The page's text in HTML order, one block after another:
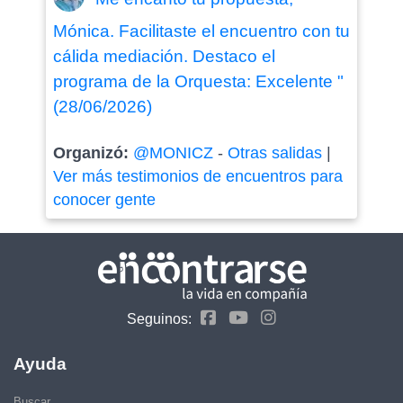
Mónica. Facilitaste el encuentro con tu
cálida mediación. Destaco el
programa de la Orquesta: Excelente "
(28/06/2026)
Organizó: @MONICZ- Otras salidas|
Ver más testimonios de encuentros para
conocer gente
Seguinos:
Ayuda